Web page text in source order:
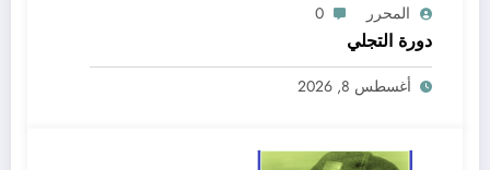
المحرر 0
دورة التجلي
أغسطس 8, 2026